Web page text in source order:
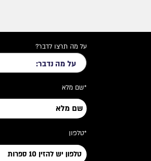
על מה תרצו לדבר?
*שם מלא
*טלפון